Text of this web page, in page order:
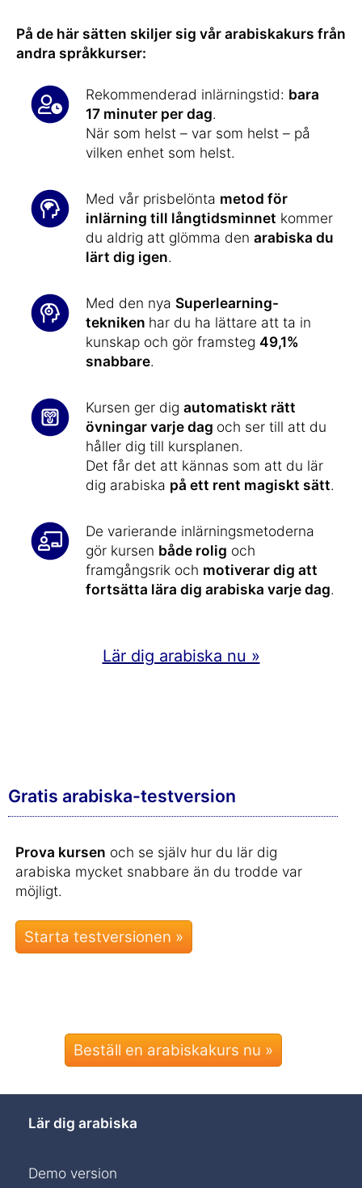
På de här sätten skiljer sig vår arabiskakurs från
andra språkkurser:
Rekommenderad inlärningstid: bara
17 minuter per dag.
När som helst – var som helst – på
vilken enhet som helst.
Med vår prisbelönta metod för
inlärning till långtidsminnet kommer
du aldrig att glömma den arabiska du
lärt dig igen.
Med den nya Superlearning-
tekniken har du ha lättare att ta in
kunskap och gör framsteg 49,1%
snabbare.
Kursen ger dig automatiskt rätt
övningar varje dag och ser till att du
håller dig till kursplanen.
Det får det att kännas som att du lär
dig arabiska på ett rent magiskt sätt.
De varierande inlärningsmetoderna
gör kursen både rolig och
framgångsrik och motiverar dig att
fortsätta lära dig arabiska varje dag.
Lär dig arabiska nu »
Gratis arabiska-testversion
Prova kursen och se själv hur du lär dig
arabiska mycket snabbare än du trodde var
möjligt.
Beställ en arabiskakurs nu »
Lär dig arabiska
Demo version